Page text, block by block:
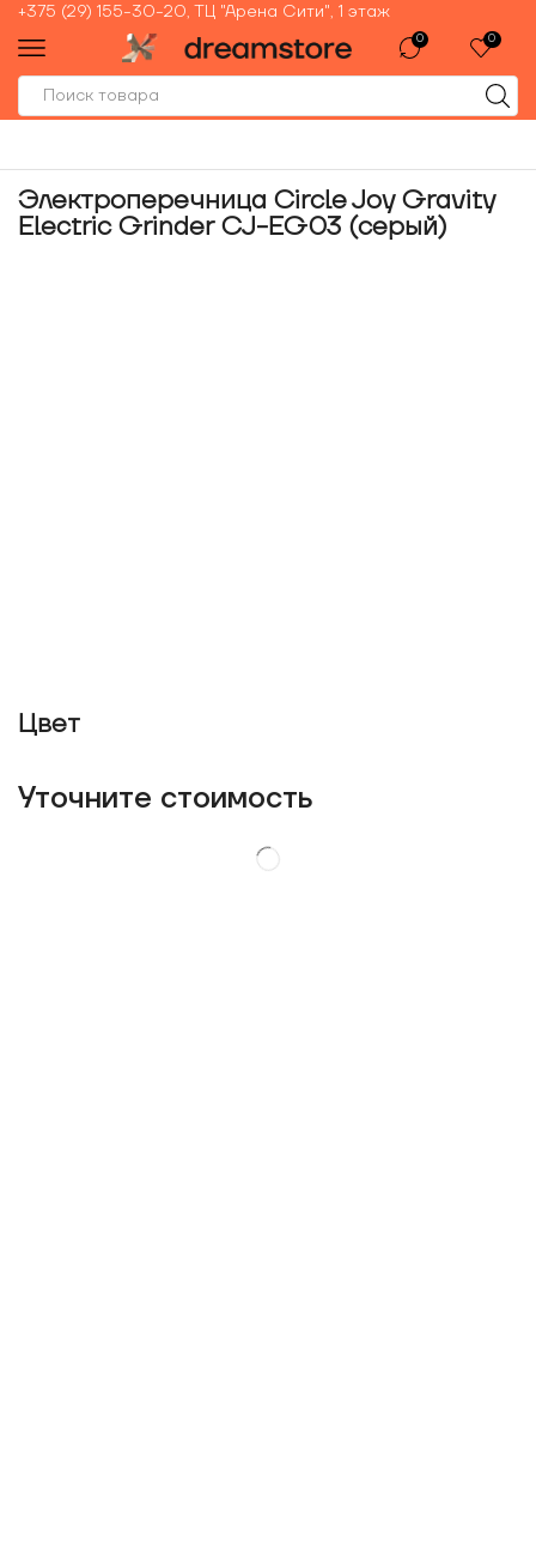
+375 (29) 155-30-20, ТЦ "Арена Сити", 1 этаж
0 0
Электроперечница Circle Joy Gravity
Electric Grinder CJ-EG03 (серый)
Цвет
Уточнитe стоимость